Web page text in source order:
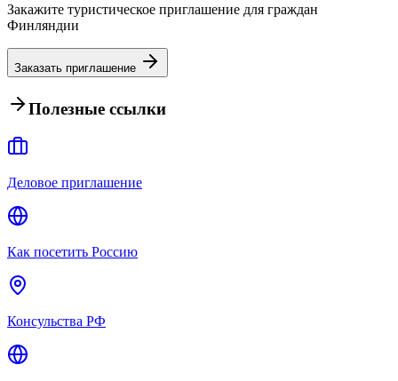
Закажите туристическое приглашение для граждан
Финляндии
Заказать приглашение
Полезные ссылки
Деловое приглашение
Как посетить Россию
Консульства РФ